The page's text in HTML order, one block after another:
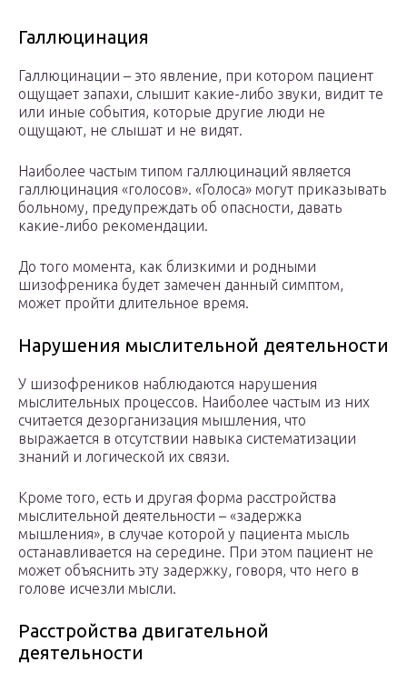
Галлюцинация
Галлюцинации – это явление, при котором пациент
ощущает запахи, слышит какие-либо звуки, видит те
или иные события, которые другие люди не
ощущают, не слышат и не видят.
Наиболее частым типом галлюцинаций является
галлюцинация «голосов». «Голоса» могут приказывать
больному, предупреждать об опасности, давать
какие-либо рекомендации.
До того момента, как близкими и родными
шизофреника будет замечен данный симптом,
может пройти длительное время.
Нарушения мыслительной деятельности
У шизофреников наблюдаются нарушения
мыслительных процессов. Наиболее частым из них
считается дезорганизация мышления, что
выражается в отсутствии навыка систематизации
знаний и логической их связи.
Кроме того, есть и другая форма расстройства
мыслительной деятельности – «задержка
мышления», в случае которой у пациента мысль
останавливается на середине. При этом пациент не
может объяснить эту задержку, говоря, что него в
голове исчезли мысли.
Расстройства двигательной
деятельности